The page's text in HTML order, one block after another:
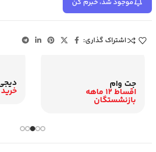
موجود شد، خبرم کن
اشتراک گذاری:
نسیبا
تا 24 ماه اقساط
نیک
اقساط